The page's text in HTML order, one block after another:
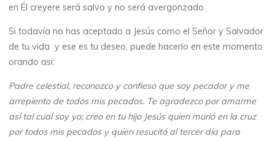
en Él creyere será salvo y no será avergonzado.
Si todavía no has aceptado a Jesús como el Señor y Salvador
de tu vida y ese es tu deseo, puede hacerlo en este momento
orando así:
Padre celestial, reconozco y confieso que soy pecador y me
arrepiento de todos mis pecados. Te agradezco por amarme
así tal cual soy yo; creo en tu hijo Jesús quien murió en la cruz
por todos mis pecados y quien resucitó al tercer día para